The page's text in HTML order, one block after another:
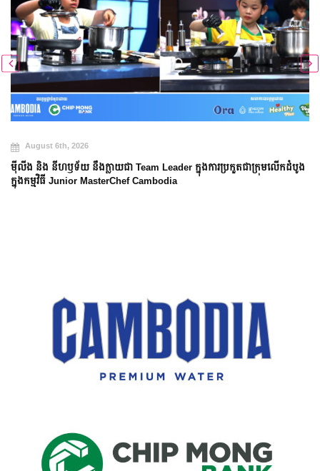
ដំបូង
August 5th, 2026
កុមារា ចេង ចាន់ឫទ្ធី ឈ្នះវិញ្ញាសាប្រអប់អាថ៌កំបាង និងប្រើសិទ្ធិពិសេសជួយសង្
មិត្តភក្តិពីការជម្រុះ